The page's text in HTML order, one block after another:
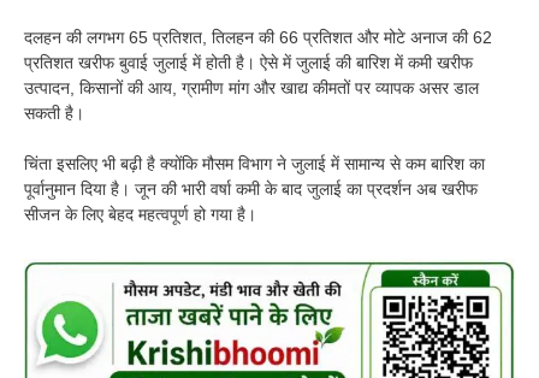
दलहन की लगभग 65 प्रतिशत, तिलहन की 66 प्रतिशत और मोटे अनाज की 62
प्रतिशत खरीफ बुवाई जुलाई में होती है। ऐसे में जुलाई की बारिश में कमी खरीफ
उत्पादन, किसानों की आय, ग्रामीण मांग और खाद्य कीमतों पर व्यापक असर डाल
सकती है।
चिंता इसलिए भी बढ़ी है क्योंकि मौसम विभाग ने जुलाई में सामान्य से कम बारिश का
पूर्वानुमान दिया है। जून की भारी वर्षा कमी के बाद जुलाई का प्रदर्शन अब खरीफ
सीजन के लिए बेहद महत्वपूर्ण हो गया है।